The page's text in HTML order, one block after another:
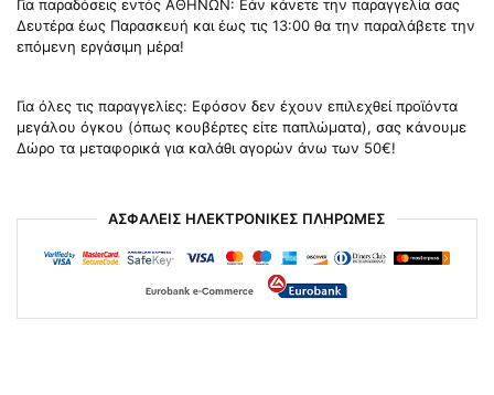
Για παραδόσεις εντός ΑΘΗΝΩΝ: Εάν κάνετε την παραγγελία σας
Δευτέρα έως Παρασκευή και έως τις 13:00 θα την παραλάβετε την
επόμενη εργάσιμη μέρα!
Για όλες τις παραγγελίες: Εφόσον δεν έχουν επιλεχθεί προϊόντα
μεγάλου όγκου (όπως κουβέρτες είτε παπλώματα), σας κάνουμε
Δώρο τα μεταφορικά για καλάθι αγορών άνω των 50€!
ΑΣΦΑΛΕΙΣ ΗΛΕΚΤΡΟΝΙΚΕΣ ΠΛΗΡΩΜΕΣ